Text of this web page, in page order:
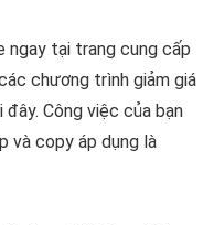
ngay tại trang cung cấp
chương trình giảm giá
Công việc của bạn
và copy áp dụng là